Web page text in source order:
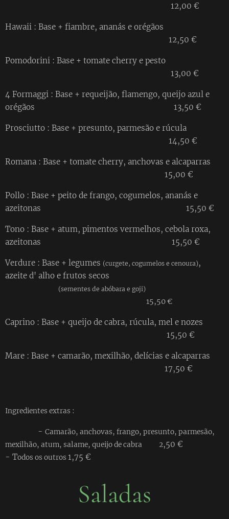
12,00 €
Hawaii : Base + fiambre, ananás e orégãos
12,50 €
Pomodorini : Base + tomate cherry e pesto
13,00 €
4 Formaggi : Base + requeijão, flamengo, queijo azul e
orégãos 13,50 €
Prosciutto : Base + presunto, parmesão e rúcula
14,50 €
Romana : Base + tomate cherry, anchovas e alcaparras
15,00 €
Pollo : Base + peito de frango, cogumelos, ananás e
azeitonas 15,50 €
Tono : Base + atum, pimentos vermelhos, cebola roxa,
azeitonas 15,50 €
Verdure : Base + legumes (curgete, cogumelos e cenoura),
azeite d' alho e frutos secos
(sementes de abóbara e goji)
15,50 €
Caprino : Base + queijo de cabra, rúcula, mel e nozes
15,50 €
Mare : Base + camarão, mexilhão, delícias e alcaparras
17,50 €
Ingredientes extras :
- Camarão, anchovas, frango, presunto, parmesão,
mexilhão, atum, salame, queijo de cabra 2,50 €
- Todos os outros 1,75 €
Saladas